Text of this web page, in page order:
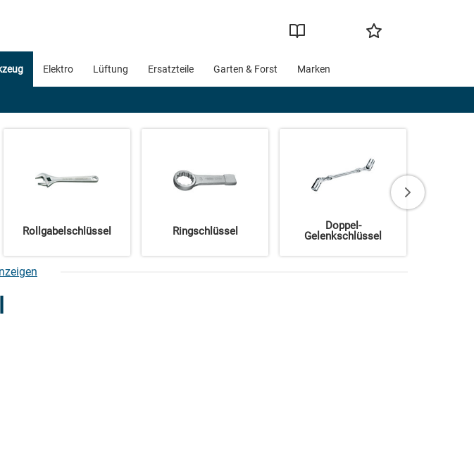
Elektro Lüftung Ersatzteile Garten & Forst Marken
Rollgabelschlüssel Ringschlüssel
Doppel-
Gelenkschlüssel